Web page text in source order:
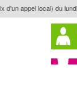
d'un appel local) du